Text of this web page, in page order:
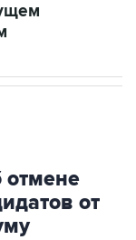
отмене
от